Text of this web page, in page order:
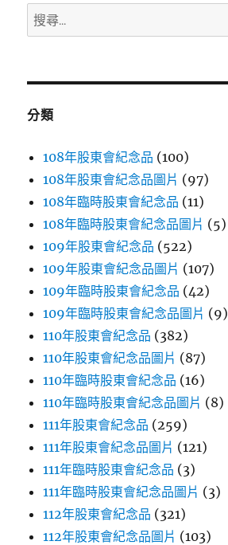
搜
尋
鍵
分類
108年股東會紀念品 (100)
108年股東會紀念品圖片 (97)
108年臨時股東會紀念品 (11)
108年臨時股東會紀念品圖片 (5)
109年股東會紀念品 (522)
109年股東會紀念品圖片 (107)
109年臨時股東會紀念品 (42)
109年臨時股東會紀念品圖片 (9)
110年股東會紀念品 (382)
110年股東會紀念品圖片 (87)
110年臨時股東會紀念品 (16)
110年臨時股東會紀念品圖片 (8)
111年股東會紀念品 (259)
111年股東會紀念品圖片 (121)
111年臨時股東會紀念品 (3)
111年臨時股東會紀念品圖片 (3)
112年股東會紀念品 (321)
112年股東會紀念品圖片 (103)